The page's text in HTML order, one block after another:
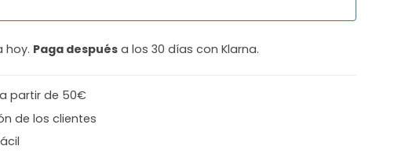
hoy. Paga después a los 30 días con Klarna.
partir de 50€
de los clientes